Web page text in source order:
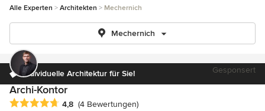
Alle Experten Architekten Mechernich
Mechernich
Individuelle Architektur für Sie! Gesponsert
Archi-Kontor
Durchschnittliche Bewertung: 4.8 von 5 Sternen
4,8 (4 Bewertungen)